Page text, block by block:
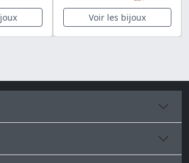
Voir les bijoux